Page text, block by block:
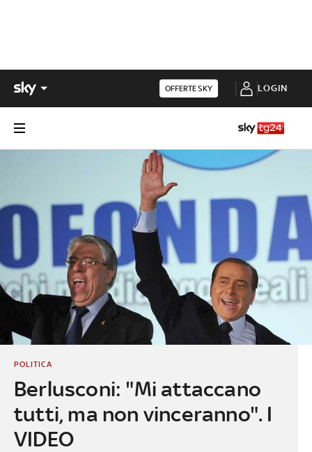
OFFERTE SKY LOGIN
Berlusconi: "Mi attaccano
tutti, ma non vinceranno". I
VIDEO
POLITICA